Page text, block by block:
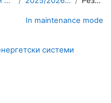
In maintenance mode
системи